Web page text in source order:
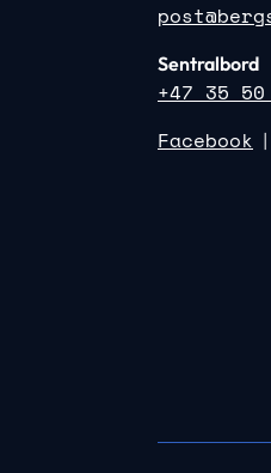
Sentralbord
+47 35
Facebook |